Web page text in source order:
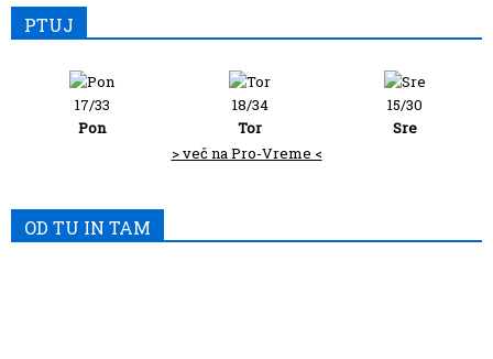
PTUJ
17/33
Pon
18/34
Tor
15/30
Sre
> več na Pro-Vreme <
OD TU IN TAM